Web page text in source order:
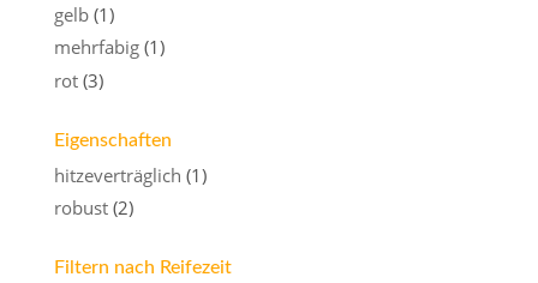
gelb (1)
mehrfabig (1)
rot (3)
Eigenschaften
hitzeverträglich (1)
robust (2)
Filtern nach Reifezeit